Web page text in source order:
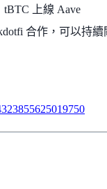
tBTC 上線 Aave
合作，可以持續